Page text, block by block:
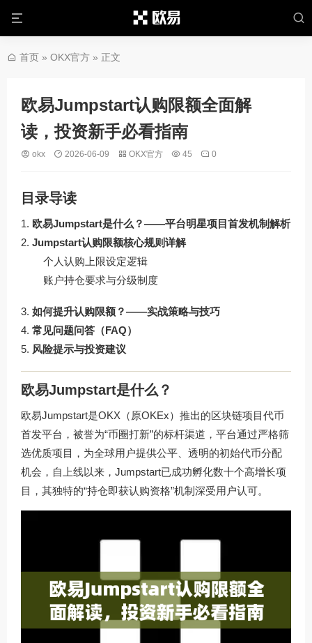
首页 » OKX官方 » 正文
欧易Jumpstart认购限额全面解
读，投资新手必看指南
okx 2026-06-09 OKX官方 45 0
目录导读
欧易Jumpstart是什么？——平台明星项目首发机制解析
Jumpstart认购限额核心规则详解
个人认购上限设定逻辑
账户持仓要求与分级制度
如何提升认购限额？——实战策略与技巧
常见问题问答（FAQ）
风险提示与投资建议
欧易Jumpstart是什么？
欧易Jumpstart是OKX（原OKEx）推出的区块链项目代币
首发平台，被誉为“币圈打新”的标杆渠道，平台通过严格筛
选优质项目，为全球用户提供公平、透明的初始代币分配
机会，自上线以来，Jumpstart已成功孵化数十个高增长项
目，其独特的“持仓即获认购资格”机制深受用户认可。